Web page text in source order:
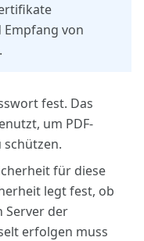
Empfang von
fest. Das
um PDF-
schützen.
für diese
legt fest, ob
Server der
erfolgen muss